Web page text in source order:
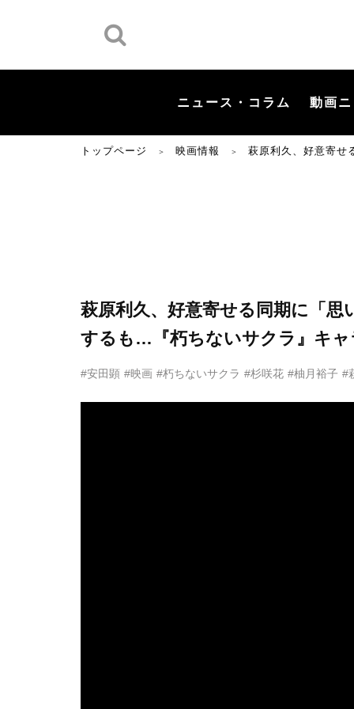
ニュース・コラム 動画
トップページ ＞ 映画情報 ＞ 萩原利久、好意寄せ
萩原利久、好意寄せる同期に「
するも…『朽ちないサクラ』キャ
#安田顕 #映画 #朽ちないサクラ #杉咲花 #柚月裕子 #